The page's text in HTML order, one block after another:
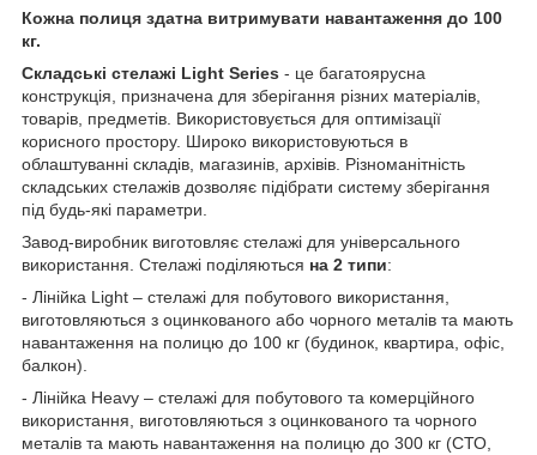
Кожна полиця здатна витримувати навантаження до 100
кг.
Складські стелажі Light Series - це багатоярусна
конструкція, призначена для зберігання різних матеріалів,
товарів, предметів. Використовується для оптимізації
корисного простору. Широко використовуються в
облаштуванні складів, магазинів, архівів. Різноманітність
складських стелажів дозволяє підібрати систему зберігання
під будь-які параметри.
Завод-виробник виготовляє стелажі для універсального
використання. Стелажі поділяються на 2 типи:
- Лінійка Light – стелажі для побутового використання,
виготовляються з оцинкованого або чорного металів та мають
навантаження на полицю до 100 кг (будинок, квартира, офіс,
балкон).
- Лінійка Heavy – стелажі для побутового та комерційного
використання, виготовляються з оцинкованого та чорного
металів та мають навантаження на полицю до 300 кг (СТО,